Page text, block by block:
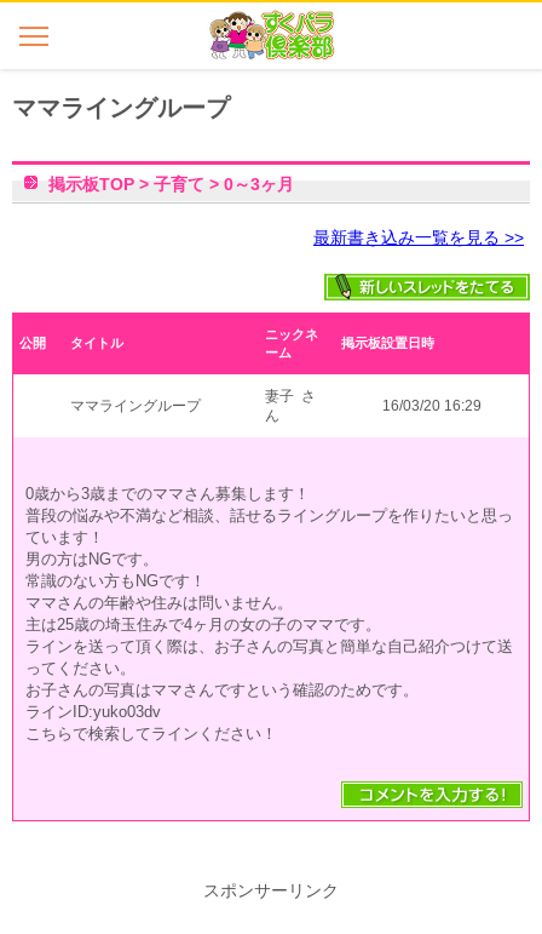
ママライングループ
最新書き込み一覧を見る >>
掲示板TOP > 子育て > 0～3ヶ月
公開 タイトル
ニックネ
ーム
掲示板設置日時
ママライングループ
妻子 さ
ん
16/03/20 16:29
0歳から3歳までのママさん募集します！
普段の悩みや不満など相談、話せるライングループを作りたいと思っ
ています！
男の方はNGです。
常識のない方もNGです！
ママさんの年齢や住みは問いません。
主は25歳の埼玉住みで4ヶ月の女の子のママです。
ラインを送って頂く際は、お子さんの写真と簡単な自己紹介つけて送
ってください。
お子さんの写真はママさんですという確認のためです。
ラインID:yuko03dv
こちらで検索してラインください！
スポンサーリンク